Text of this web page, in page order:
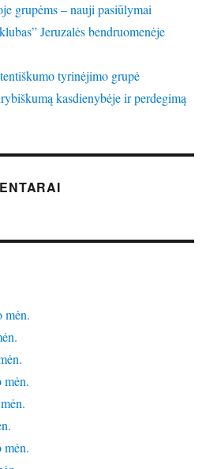
grupėms – nauji pasiūlymai
Jeruzalės bendruomenėje
tyrinėjimo grupė
kasdienybėje ir perdegimą
mėn.
mėn.
mėn.